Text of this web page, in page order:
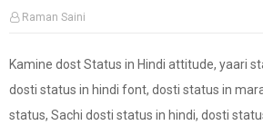
Raman Saini
Kamine dost Status in Hindi attitude, yaari
dosti status in hindi font, dosti status in
status, Sachi dosti status in hindi, dosti